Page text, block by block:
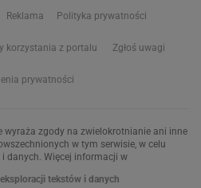
Reklama Polityka prywatności
korzystania z portalu Zgłoś uwagi
prywatności
wyraża zgody na zwielokrotnianie ani inne
w tym serwisie, w celu
danych. Więcej informacji w
tekstów i danych